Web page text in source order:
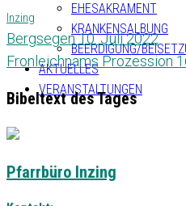
EHESAKRAMENT
KRANKENSALBUNG
BEERDIGUNG/
AKTUELLES
VERANSTALTUNGEN
Inzing
Bergsegen 10. Juli 2022
Fronleichnams Prozession
Bibeltext des Tages
Pfarrbüro Inzing